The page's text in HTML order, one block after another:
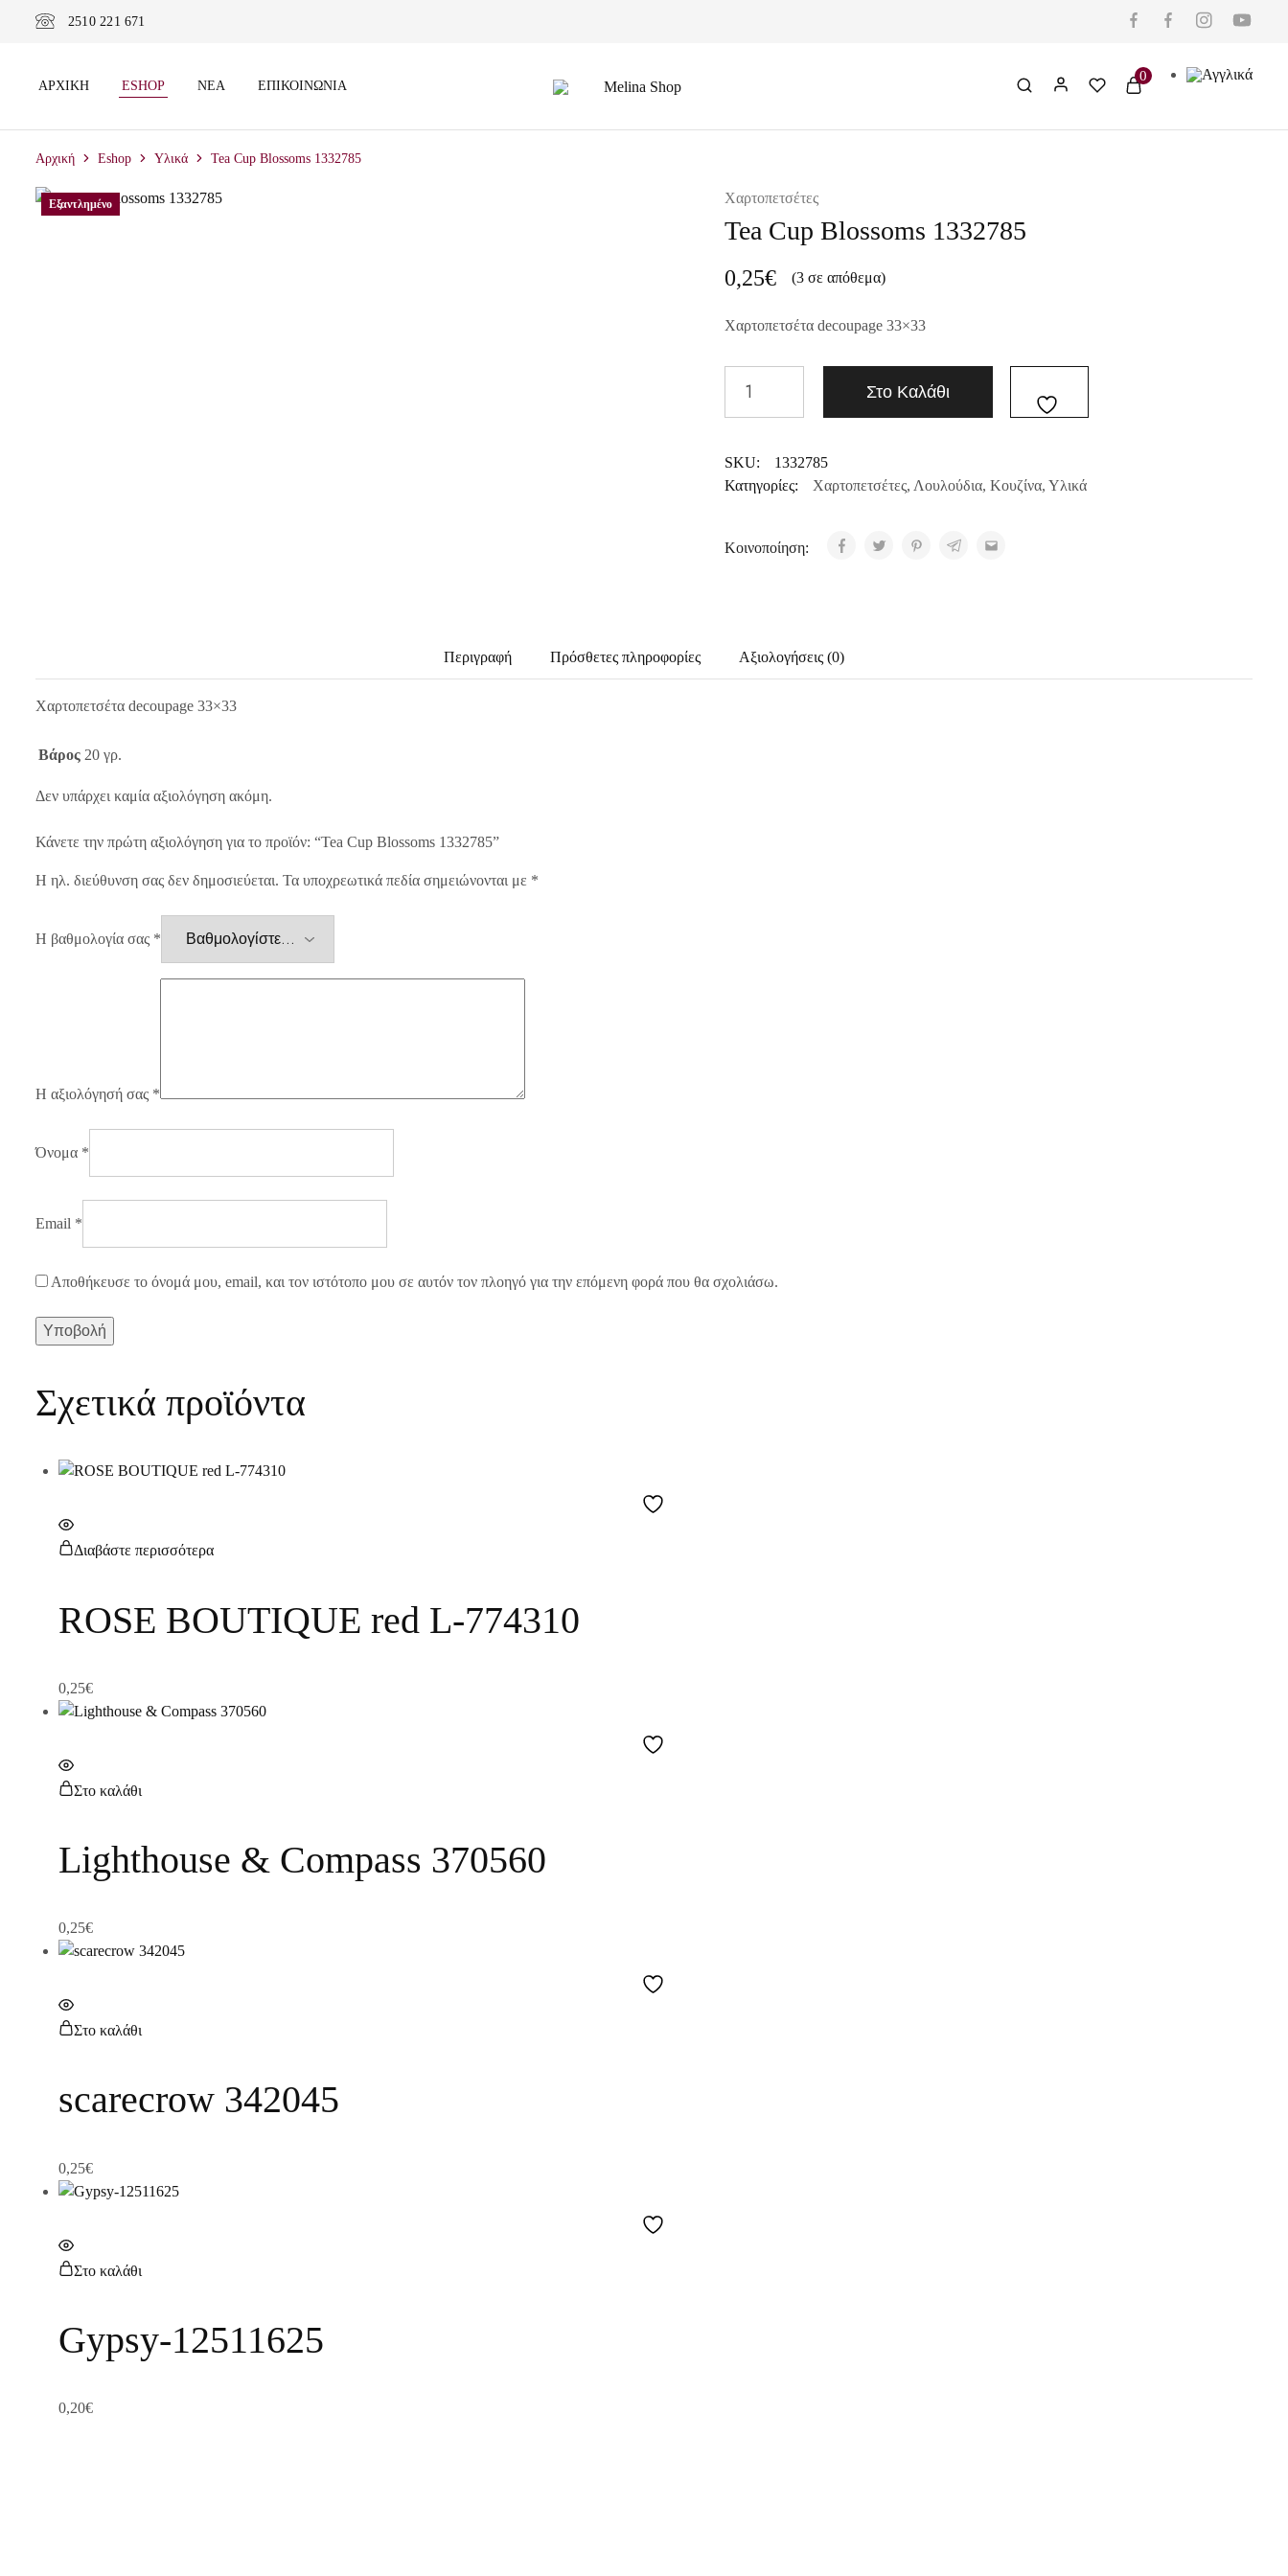
2510 221 671
ΑΡΧΙΚΉ ESHOP ΝΈΑ ΕΠΙΚΟΙΝΩΝΊΑ
Melina
0
Αρχική Eshop Υλικά Tea Cup Blossoms 1332785
Χαρτοπετσέτες
Tea Cup Blossoms 1332785
0,25€ (3 σε απόθεμα)
Χαρτοπετσέτα decoupage 33×33
Στο Καλάθι
SKU:
1332785
Κατηγορίες:
Χαρτοπετσέτες, Λουλούδια, Κουζίνα, Υλικά
Κοινοποίηση:
Περιγραφή Πρόσθετες πληροφορίες Αξιολογήσεις (0)
Χαρτοπετσέτα decoupage 33×33
Βάρος 20 γρ.
Δεν υπάρχει καμία αξιολόγηση ακόμη.
Κάνετε την πρώτη αξιολόγηση για το προϊόν: “Tea Cup Blossoms 1332785”
Η ηλ. διεύθυνση σας δεν δημοσιεύεται. Τα υποχρεωτικά πεδία σημειώνονται με *
Η βαθμολογία σας *
Η αξιολόγησή σας *
Όνομα *
Email *
Αποθήκευσε το όνομά μου, email, και τον ιστότοπο μου σε αυτόν τον πλοηγό για την επόμενη φορά που θα σχολιάσω.
Σχετικά προϊόντα
Διαβάστε περισσότερα
Εξαντλημένο
ROSE BOUTIQUE red L-774310
0,25€
Στο καλάθι
Lighthouse & Compass 370560
0,25€
Στο καλάθι
scarecrow 342045
0,25€
Στο καλάθι
Gypsy-12511625
0,20€